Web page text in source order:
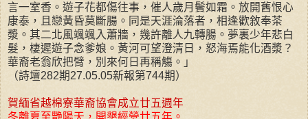
言一室香。遊子花都傷往事，催人歲月鬢如霜。放開舊恨心
康泰，且戀黃昏莫斷腸。同是天涯淪落者，相逢歡敘奉茶
漿。其二北風颯颯入蕭牆，幾許離人九轉腸。夢裏少年悲白
髮，棲遲遊子念爹娘。黃河可望澄清日，怒海焉能化酒漿？
華裔老翁欣把臂，別來何日再稱觴。」
（詩壇282期27.05.05新報第744期）
賀緬省越棉寮華裔協會成立廿五週年
冬離夏至艷陽天，開墾經營廿五年。